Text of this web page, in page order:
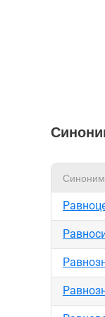
Синоним